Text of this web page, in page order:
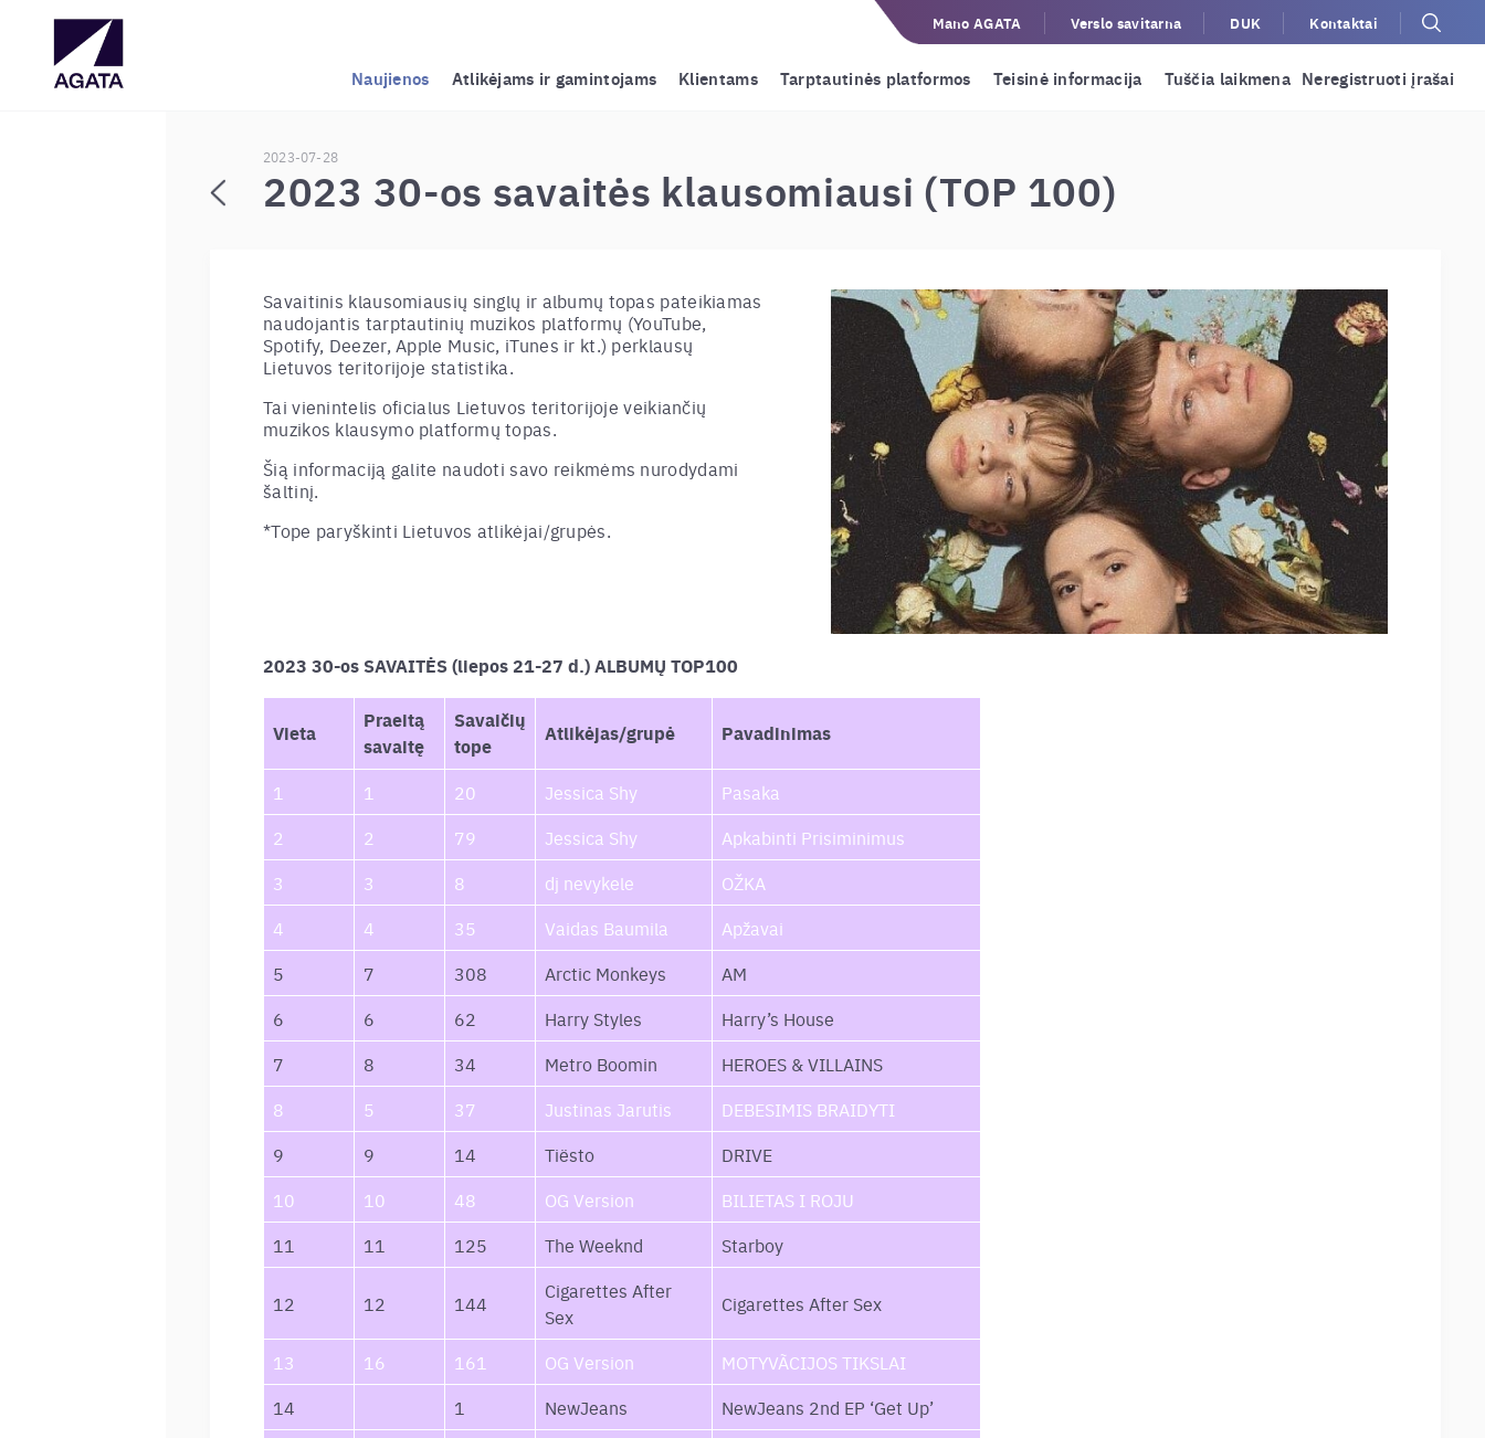
Mano AGATA Verslo savitarna DUK Kontaktai
Naujienos Atlikėjams ir gamintojams Klientams Tarptautinės platformos Teisinė informacija Tuščia laikmena Neregistruoti įrašai
2023-07-28
2023 30-os savaitės klausomiausi (TOP 100)
Savaitinis klausomiausių singlų ir albumų topas pateikiamas
naudojantis tarptautinių muzikos platformų (YouTube,
Spotify, Deezer, Apple Music, iTunes ir kt.) perklausų
Lietuvos teritorijoje statistika.
Tai vienintelis oficialus Lietuvos teritorijoje veikiančių
muzikos klausymo platformų topas.
Šią informaciją galite naudoti savo reikmėms nurodydami
šaltinį.
*Tope paryškinti Lietuvos atlikėjai/grupės.
2023 30-os SAVAITĖS (liepos 21-27 d.) ALBUMŲ TOP100
Vieta
Praeitą
savaitę
Savaičių
tope
Atlikėjas/grupė Pavadinimas
1 1 20 Jessica Shy
Pasaka
2
2 79 Jessica Shy
Apkabinti Prisiminimus
3
3 8 dj nevykele
OŽKA
4
4 35 Vaidas Baumila
Apžavai
5
7 308 Arctic Monkeys
AM
6
6 62 Harry Styles
Harry’s House
7
8 34 Metro Boomin
HEROES & VILLAINS
8
5 37 Justinas Jarutis
DEBESIMIS BRAIDYTI
9
9 14 Tiësto
DRIVE
10
10 48 OG Version
BILIETAS I ROJU
11
11 125 The Weeknd Starboy
12 12 144
Cigarettes After
Sex
Cigarettes After Sex
13 16 161 OG Version
MOTYVÃCIJOS TIKSLAI
14
1 NewJeans
NewJeans 2nd EP ‘Get Up’